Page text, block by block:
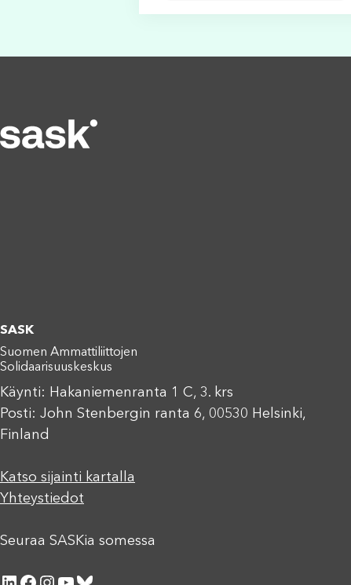
SASK
Suomen Ammattiliittojen
Solidaarisuuskeskus
Käynti: Hakaniemenranta 1 C, 3. krs
Posti: John Stenbergin ranta 6, 00530 Helsinki,
Finland
Katso sijainti kartalla
Yhteystiedot
Seuraa SASKia somessa
LinkedIn Facebook Instagram YouTube Bluesky